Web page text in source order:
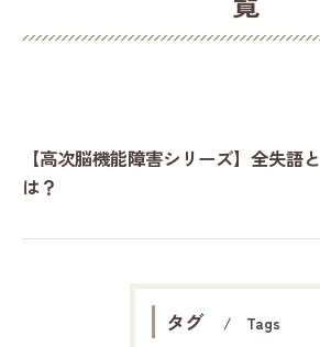
【高次脳機能障害シリーズ】全失語と
は？
タグ Tags